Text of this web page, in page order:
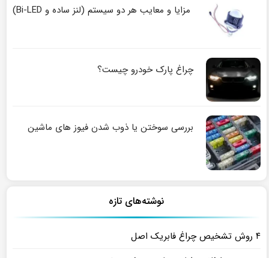
مزایا و معایب هر دو سیستم (لنز ساده و Bi-LED)
چراغ پارک خودرو چیست؟
بررسی سوختن یا ذوب شدن فیوز های ماشین
نوشته‌های تازه
۴ روش تشخیص چراغ فابریک اصل